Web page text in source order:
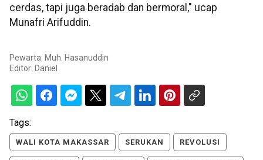
cerdas, tapi juga beradab dan bermoral," ucap
Munafri Arifuddin.
Pewarta: Muh. Hasanuddin
Editor: Daniel
Tags:
WALI KOTA MAKASSAR SERUKAN REVOLUSI